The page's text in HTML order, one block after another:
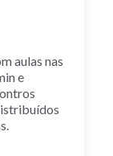
aulas nas
e